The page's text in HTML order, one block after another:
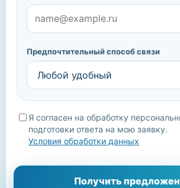
Предпочтительный способ связи
Я согласен на обработку
подготовки ответа на мою заявку.
Условия обработки данных
Получитьсвяжемся с вами.